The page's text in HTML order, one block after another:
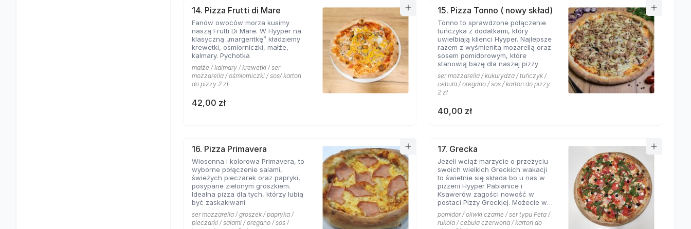
14. Pizza Frutti di Mare
Fanów owoców morza kusimy
naszą Frutti Di Mare. W Hyyper na
klasyczną „margeritkę” kładziemy
krewetki, ośmiorniczki, małże,
kalmary. Pychotka
małże / kalmary / krewetki / ser
mozzarella / ośmiorniczki / sos/ karton
do pizzy 2 zł
42,00 zł
15. Pizza Tonno ( nowy skład)
Tonno to sprawdzone połączenie
tuńczyka z dodatkami, który
uwielbiają klienci Hyyper. Najlepsze
razem z wyśmienitą mozarellą oraz
sosem pomidorowym, które
stanowią bazę dla naszej pizzy
ser mozzarella / kukurydza / tuńczyk /
cebula / oregano / sos / karton do pizzy
2 zł
40,00 zł
16. Pizza Primavera
Wiosenna i kolorowa Primavera, to
wyborne połączenie salami,
świeżych pieczarek oraz papryki,
posypane zielonym groszkiem.
Idealna pizza dla tych, którzy lubią
być zaskakiwani.
ser mozzarella / groszek / papryka /
pieczarki / salami / oregano / sos /
17. Grecka
Jeżeli wciąż marzycie o przeżyciu
swoich wielkich Greckich wakacji
to świetnie się składa bo u nas w
pizzerii Hyyper Pabianice i
Ksawerów zagości nowość w
postaci Pizzy Greckiej. Możecie w
niej liczyć na dodatek iście
greckich składników,
przywołujących na myśl
pomidor / oliwki czarne / ser typu Feta /
rukola / cebula czerwona / karton do